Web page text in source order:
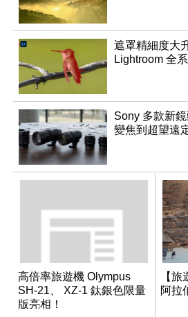
遮罩精細度大
Lightroom 全
Sony 多款新
變焦到超望遠
高倍率旅遊機 Olympus
SH-21、 XZ-1 鈦銀色限量
版亮相！
【
阿拉